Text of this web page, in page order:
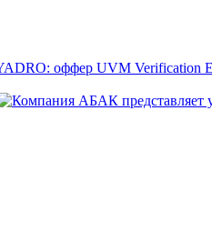
оффер UVM Verification